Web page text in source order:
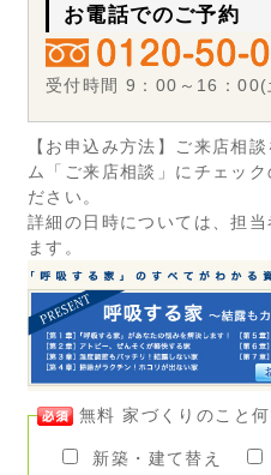
お電話でのご予約
受付時間 9：00～16：00(
【お申込み方法】ご来店相
ム「ご来店相談」にチェッ
ださい。
詳細の日時については、担
ます。
無料 家づくりのこと
新築・建て替え